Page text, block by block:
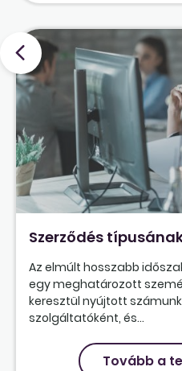
Szerződés
Az elmúlt hosszabb
egy meghatározott
keresztül nyújtott
szolgáltatóként, és...
Tovább a